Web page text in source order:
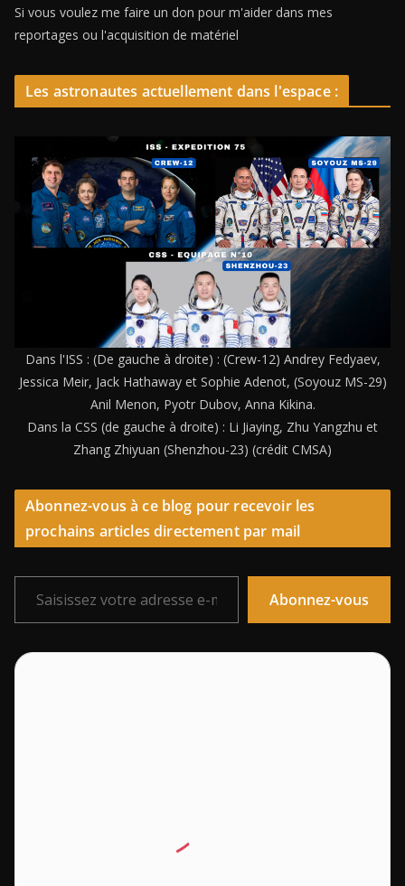
Si vous voulez me faire un don pour m'aider dans mes
reportages ou l'acquisition de matériel
Les astronautes actuellement dans l'espace :
Dans l'ISS : (De gauche à droite) : (Crew-12) Andrey Fedyaev,
Jessica Meir, Jack Hathaway et Sophie Adenot, (Soyouz MS-29)
Anil Menon, Pyotr Dubov, Anna Kikina.
Dans la CSS (de gauche à droite) : Li Jiaying, Zhu Yangzhu et
Zhang Zhiyuan (Shenzhou-23) (crédit CMSA)
Abonnez-vous à ce blog pour recevoir les
prochains articles directement par mail
Saisissez votre adresse e-mail…
Abonnez-vous